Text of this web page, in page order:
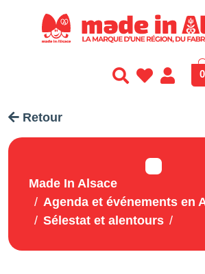
0
Retour
Made In Alsace
Agenda et événements en
Sélestat et alentours